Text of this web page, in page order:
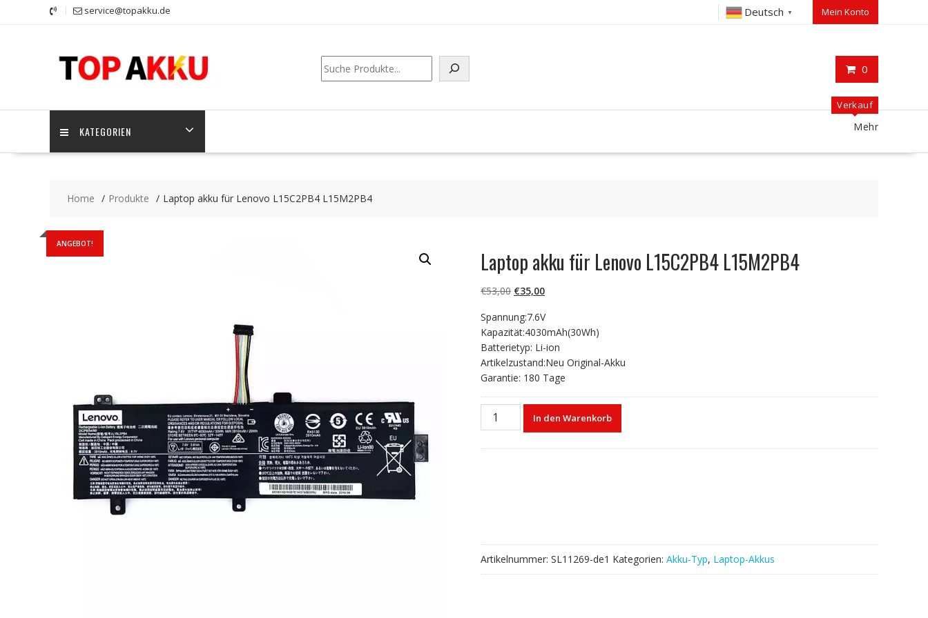
service@topakku.de Deutsch ▼ Mein Konto
0
Suchen
KATEGORIEN
Verkauf
Mehr
Home Produkte Laptop akku für Lenovo L15C2PB4 L15M2PB4
ANGEBOT!
Laptop akku für Lenovo L15C2PB4 L15M2PB4
€53,00 Ursprünglicher
war:
€53,00
€35,00Aktueller
ist:
€35,00.
Spannung:7.6V
Kapazität:4030mAh(30Wh)
Batterietyp: Li-ion
Artikelzustand:Neu Original-Akku
Garantie: 180 Tage
Laptop
akku
In den Warenkorb
Artikelnummer: SL11269-de1 Kategorien: Akku-Typ, Laptop-Akkus